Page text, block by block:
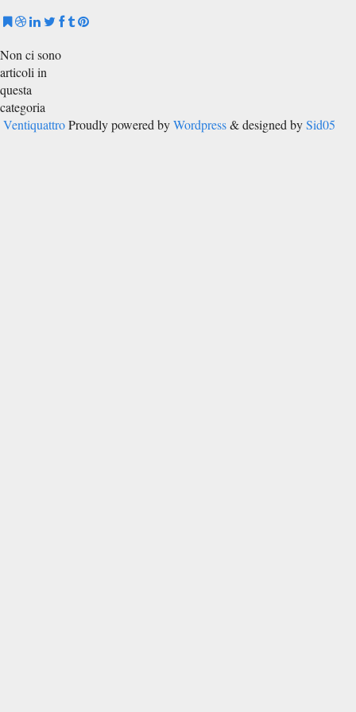
Non ci sono
articoli in
questa
categoria
Ventiquattro Proudly powered byWordpress& designed bySid05